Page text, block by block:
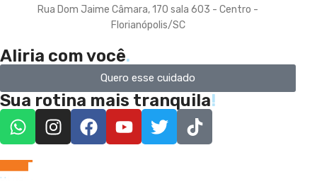
Rua Dom Jaime Câmara, 170 sala 603 - Centro -
Florianópolis/SC
Aliria com você.
Quero esse cuidado
Sua rotina mais tranquila!